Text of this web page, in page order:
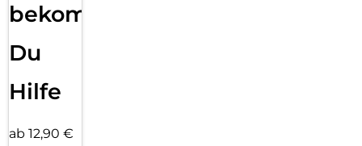
bekommst
Du
Hilfe
ab 12,90 €